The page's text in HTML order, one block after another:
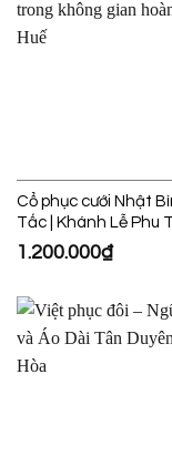
Cổ phục cưới Nhật
Tấc | Khánh Lễ Phu
1.200.000₫